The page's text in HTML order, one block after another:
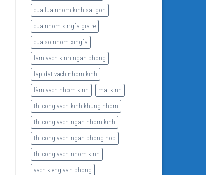
cua lua nhom kinh sai gon
cua nhom xingfa gia re
cua so nhom xingfa
lam vach kinh ngan phong
lap dat vach nhom kinh
làm vach nhom kinh mai kinh
thi cong vach kinh khung nhom
thi cong vach ngan nhom kinh
thi cong vach ngan phong hop
thi cong vach nhom kinh
vach kieng van phong